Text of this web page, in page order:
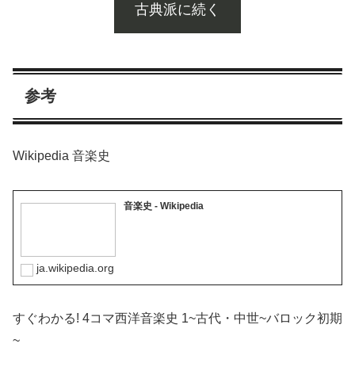
古典派に続く
参考
Wikipedia 音楽史
音楽史 - Wikipedia
ja.wikipedia.org
すぐわかる! 4コマ西洋音楽史 1~古代・中世~バロック初期
~